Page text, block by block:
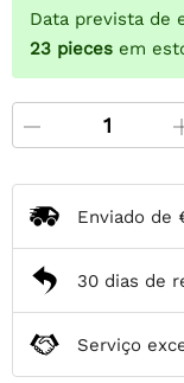
Data prevista de
23 pieces em
Enviado de
30 dias de
Serviço